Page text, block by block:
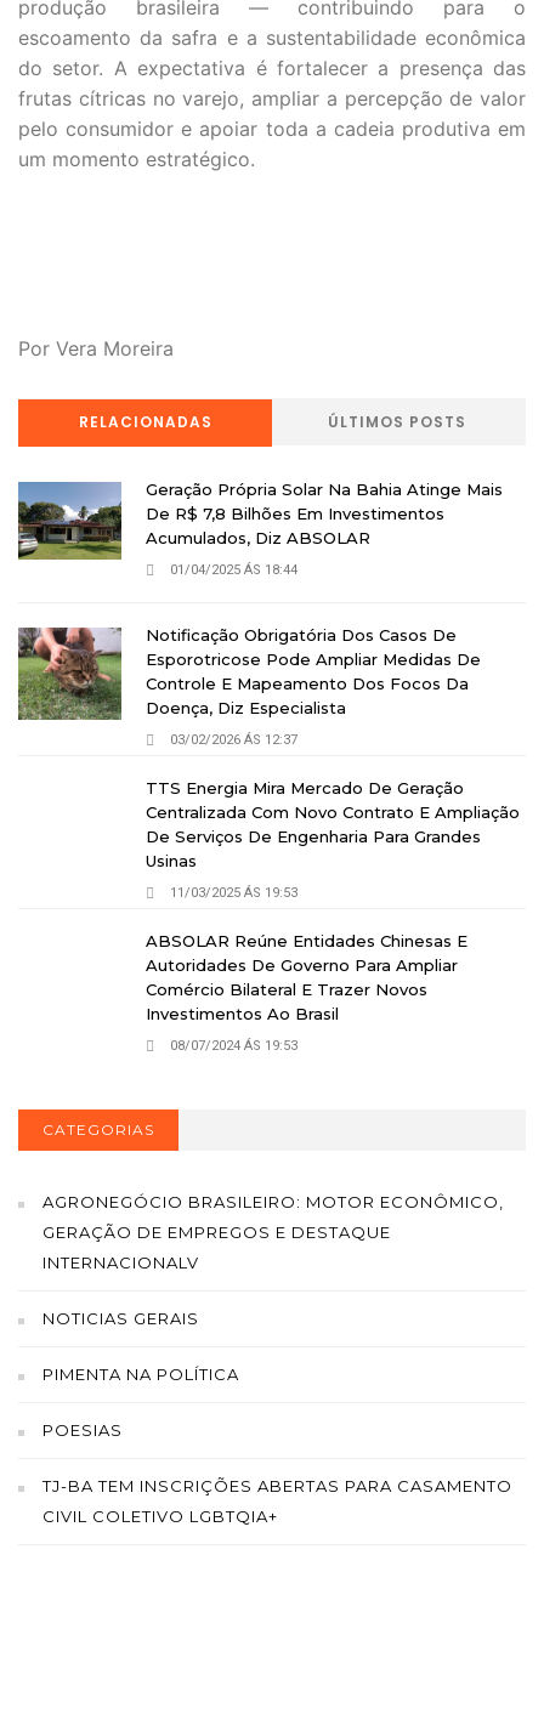
produção brasileira — contribuindo para o
escoamento da safra e a sustentabilidade econômica
do setor. A expectativa é fortalecer a presença das
frutas cítricas no varejo, ampliar a percepção de valor
pelo consumidor e apoiar toda a cadeia produtiva em
um momento estratégico.
Por Vera Moreira
RELACIONADAS ÚLTIMOS POSTS
Geração Própria Solar Na Bahia Atinge Mais
De R$ 7,8 Bilhões Em Investimentos
Acumulados, Diz ABSOLAR
01/04/2025 ÁS 18:44
Notificação Obrigatória Dos Casos De
Esporotricose Pode Ampliar Medidas De
Controle E Mapeamento Dos Focos Da
Doença, Diz Especialista
03/02/2026 ÁS 12:37
TTS Energia Mira Mercado De Geração
Centralizada Com Novo Contrato E Ampliação
De Serviços De Engenharia Para Grandes
Usinas
11/03/2025 ÁS 19:53
ABSOLAR Reúne Entidades Chinesas E
Autoridades De Governo Para Ampliar
Comércio Bilateral E Trazer Novos
Investimentos Ao Brasil
08/07/2024 ÁS 19:53
CATEGORIAS
AGRONEGÓCIO BRASILEIRO: MOTOR ECONÔMICO,
GERAÇÃO DE EMPREGOS E DESTAQUE
INTERNACIONALV
NOTICIAS GERAIS
PIMENTA NA POLÍTICA
POESIAS
TJ-BA TEM INSCRIÇÕES ABERTAS PARA CASAMENTO
CIVIL COLETIVO LGBTQIA+